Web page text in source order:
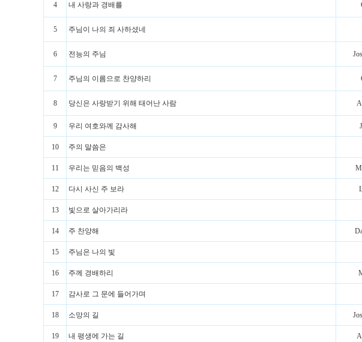
4 내 사랑과 경배를
5 주님이 나의 죄 사하셨네
6 전능의 주님
7 주님의 이름으로 찬양하리
8 당신은 사랑받기 위해 태어난 사람
9 우리 여호와께 감사해
10 주의 말씀은
11 우리는 믿음의 백성
12 다시 사신 주 보라
13 빛으로 살아가리라
14 주 찬양해
15 주님은 나의 빛
16 주께 경배하리
17 감사로 그 문에 들어가며
18 소망의 길
19 내 평생에 가는 길